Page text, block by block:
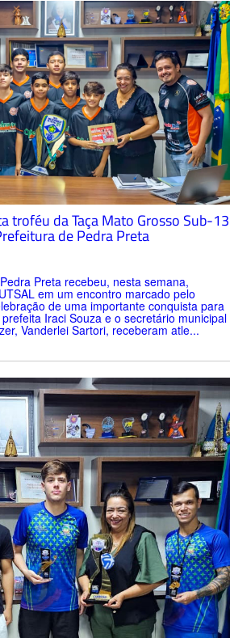
troféu da Taça Mato Grosso Sub-13
de Pedra Preta
Preta recebeu, nesta semana,
em um encontro marcado pelo
de uma importante conquista para
Iraci Souza e o secretário municipal
Vanderlei Sartori, receberam atle...